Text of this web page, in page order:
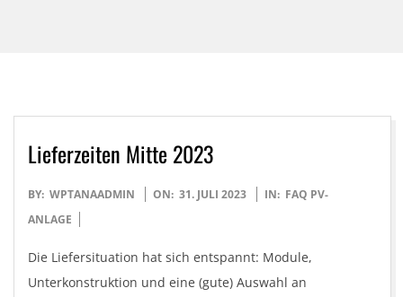
Lieferzeiten Mitte 2023
2023-
07-
BY: WPTANAADMIN ON: 31. JULI 2023 IN: FAQ PV-
ANLAGE
Die Liefersituation hat sich entspannt: Module,
Unterkonstruktion und eine (gute) Auswahl an